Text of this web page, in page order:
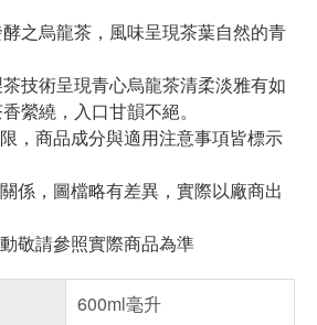
之烏龍茶，風味呈現茶葉自然的青
技術呈現青心烏龍茶清柔淡雅有如
縈繞，入口甘韻不絕。
，商品成分與適用注意事項皆標示
係，圖檔略有差異，實際以廠商出
敬請參照實際商品為準
600ml毫升